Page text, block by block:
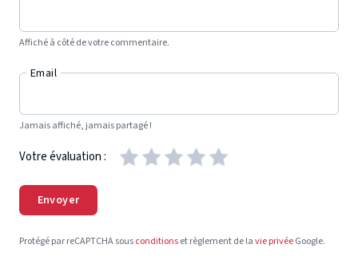
Affiché à côté de votre commentaire.
Email
Jamais affiché, jamais partagé !
Votre évaluation :
Envoyer
Protégé par reCAPTCHA sousconditionset règlement de lavie privéeGoogle.